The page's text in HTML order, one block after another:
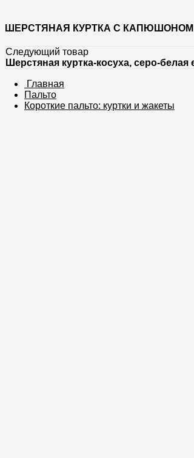
ШЕРСТЯНАЯ КУРТКА С КАПЮШОНОМ
Следующий товар
Шерстяная куртка-косуха, серо-белая
Главная
Пальто
Короткие пальто: куртки и жакеты